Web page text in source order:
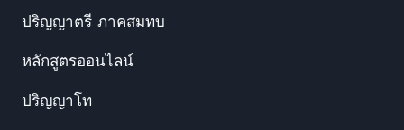
ปริญญาตรี ภาคสมทบ
หลักสูตรออนไลน์
ปริญญาโท